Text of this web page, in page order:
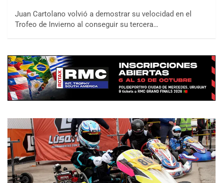
Juan Cartolano volvió a demostrar su velocidad en el
Trofeo de Invierno al conseguir su tercera…